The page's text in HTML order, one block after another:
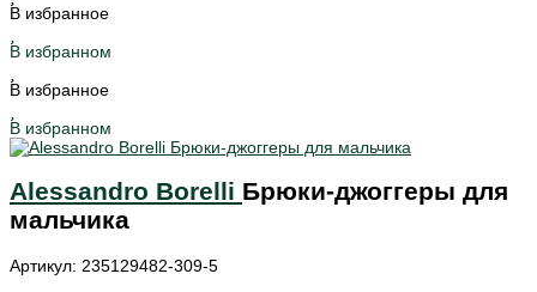
В избранное
В избранном
В избранное
В избранном
Alessandro Borelli Брюки-джоггеры для
мальчика
Артикул: 235129482-309-5